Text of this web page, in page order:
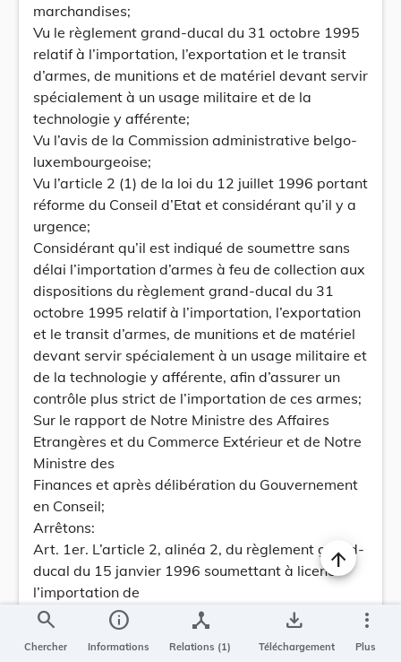
marchandises;
Vu le règlement grand-ducal du 31 octobre 1995
relatif à l’importation, l’exportation et le transit
d’armes, de munitions et de matériel devant servir
spécialement à un usage militaire et de la
technologie y afférente;
Vu l’avis de la Commission administrative belgo-
luxembourgeoise;
Vu l’article 2 (1) de la loi du 12 juillet 1996 portant
réforme du Conseil d’Etat et considérant qu’il y a
urgence;
Considérant qu’il est indiqué de soumettre sans
délai l’importation d’armes à feu de collection aux
dispositions du règlement grand-ducal du 31
octobre 1995 relatif à l’importation, l’exportation
et le transit d’armes, de munitions et de matériel
devant servir spécialement à un usage militaire et
de la technologie y afférente, afin d’assurer un
contrôle plus strict de l’importation de ces armes;
Sur le rapport de Notre Ministre des Affaires
Etrangères et du Commerce Extérieur et de Notre
Ministre des
Finances et après délibération du Gouvernement
en Conseil;
Arrêtons:
Art. 1er. L’article 2, alinéa 2, du règlement grand-
ducal du 15 janvier 1996 soumettant à licence
l’importation de
certaines marchandises, est abrogé.
Art. 2. Dans la liste annexée au même règlement,
la rubrique suivante est supprimée:
search
Chercher
info
Informations
device_hub
Relations (1)
save_alt
Téléchargement
more_vert
Plus